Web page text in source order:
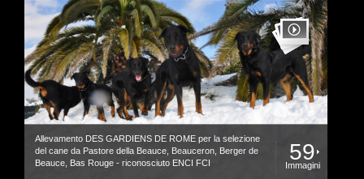
Allevamento DES GARDIENS DE ROME per la selezione
del cane da Pastore della Beauce, Beauceron, Berger de
Beauce, Bas Rouge - riconosciuto ENCI FCI
59
Immagini